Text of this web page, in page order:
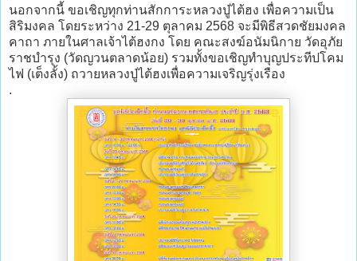
นอกจากนี้ ขอเชิญทุกท่านสักการะหลวงปู่ไต้ฮง เพื่อความเป็น
สิริมงคล โดยระหว่าง 21-29 ตุลาคม 2568 จะมีพิธีสวดชัยมงคล
คาถา ภายในศาลเจ้าไต้ฮงกง โดย คณะสงฆ์อนัมนิกาย วัดอุภัย
ราชบำรุง (วัดญวนตลาดน้อย) รวมทั้งขอเชิญทำบุญประทีปโคม
ไฟ (เต็งลั้ง) ถวายหลวงปู่ไต้ฮงเพื่อความเจริญรุ่งเรือง
.